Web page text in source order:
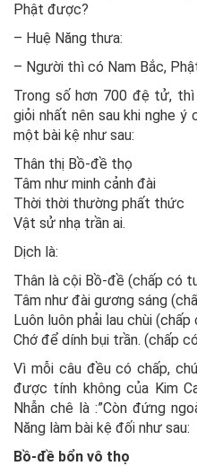
Phật được?
– Huệ Năng thưa:
– Người thì có Nam Bắc,
Trong số hơn 700 đệ tử,
giỏi nhất nên sau khi nghe ý
một bài kệ như sau:
Thân thị Bồ-đề thọ
Tâm như minh cảnh đài
Thời thời thường phất thức
Vật sử nhạ trần ai.
Dịch là:
Thân là cội Bồ-đề (chấp có
Tâm như đài gương sáng
Luôn luôn phải lau chùi
Chớ để dính bụi trần. (chấp
Vì mỗi câu đều có chấp,
được tính không của Kim
Nhẫn chê là :”Còn đứng
Năng làm bài kệ đối như sau:
Bồ-đề bổn vô thọ